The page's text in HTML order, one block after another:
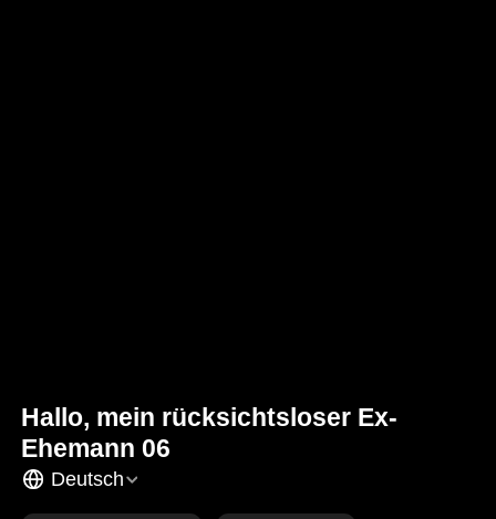
Hallo, mein rücksichtsloser Ex-
Ehemann 06
Deutsch